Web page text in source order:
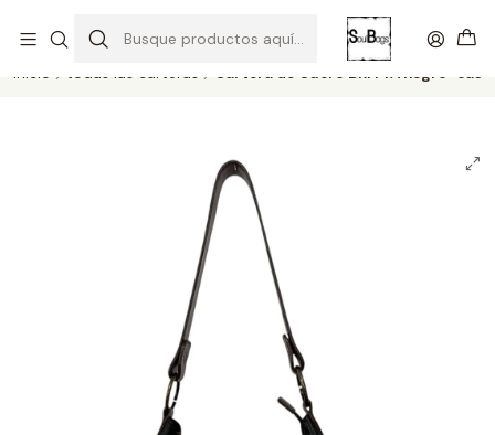
SOLO EL CUERO REEMPLAZA AL CUERO Todas las carteras acá
Inicio todas las carteras Cartera de Cuero BRITTA negro-cas